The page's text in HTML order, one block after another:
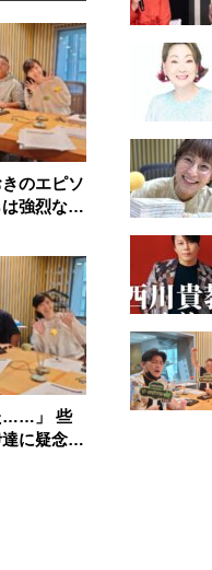
のエピソ
強烈なダ
……」 些
に疑念を